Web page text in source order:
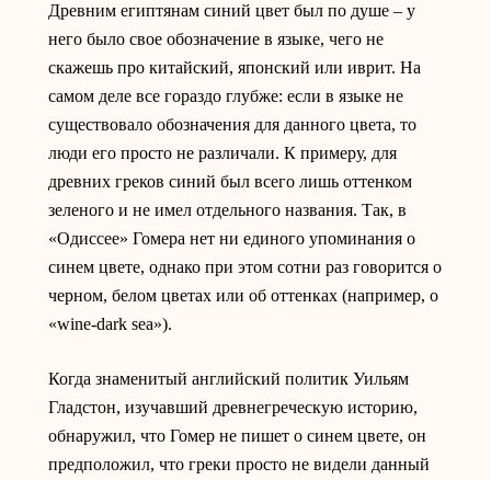
Древним египтянам синий цвет был по душе – у
него было свое обозначение в языке, чего не
скажешь про китайский, японский или иврит. На
самом деле все гораздо глубже: если в языке не
существовало обозначения для данного цвета, то
люди его просто не различали. К примеру, для
древних греков синий был всего лишь оттенком
зеленого и не имел отдельного названия. Так, в
«Одиссее» Гомера нет ни единого упоминания о
синем цвете, однако при этом сотни раз говорится о
черном, белом цветах или об оттенках (например, о
«wine-dark sea»).
Когда знаменитый английский политик Уильям
Гладстон, изучавший древнегреческую историю,
обнаружил, что Гомер не пишет о синем цвете, он
предположил, что греки просто не видели данный